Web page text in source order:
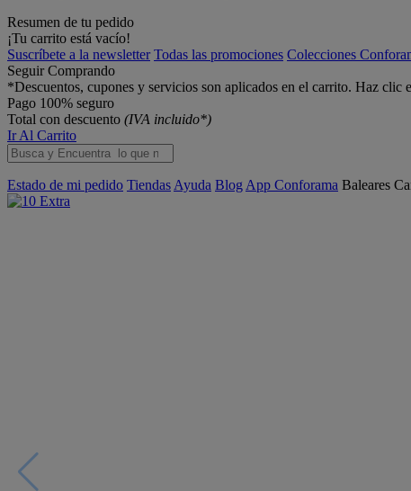
Resumen de tu pedido
¡Tu carrito está vacío!
Suscríbete a la newsletter Todas las promociones Colecciones
Seguir Comprando
*Descuentos, cupones y servicios son aplicados en el carrito. Haz clic
Pago 100% seguro
Total con descuento (IVA incluido*)
Ir Al Carrito
Estado de mi pedido Tiendas Ayuda Blog App Conforama Baleares